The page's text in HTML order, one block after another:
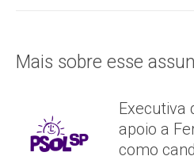
Mais sobre esse
Executiva
apoio a
como